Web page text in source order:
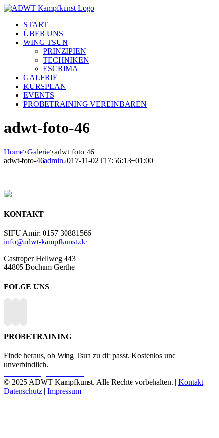
Skip
contentSTART
ÜBER UNS
WING TSUN
PRINZIPIEN
TECHNIKEN
ESCRIMA
GALERIE
KURSPLAN
EVENTS
PROBETRAINING VEREINBAREN
adwt-foto-46
Home>Galerie>adwt-foto-46
adwt-foto-46admin2017-11-02T17:56:13+01:00
KONTAKT
SIFU Amir: 0157 30881566
info@adwt-kampfkunst.de
Castroper Hellweg 443
44805 Bochum Gerthe
FOLGE UNS
PROBETRAINING
Finde heraus, ob Wing Tsun zu dir passt. Kostenlos und
unverbindlich.
© 2025 ADWT Kampfkunst. Alle Rechte vorbehalten. | Kontakt|
Datenschutz
Impressum